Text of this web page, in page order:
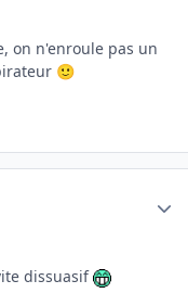
on n'enroule pas un
🙂
dissuasif